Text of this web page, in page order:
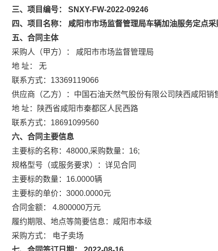
三、项目编号： SNXY-FW-2022-09246
四、项目名称： 咸阳市市场监督管理局车辆加油服务定点采
五、合同主体
采购人（甲方）： 咸阳市市场监督管理局
地 址： 无
联系方式：13369119066
供应商（乙方）：中国石油天然气股份有限公司陕西咸阳销
地 址：陕西省咸阳市秦都区人民西路
联系方式：18691099560
六、合同主要信息
主要标的名称：48000,采购数量：16;
规格型号（或服务要求）：详见合同
主要标的数量：16.0000辆
主要标的单价：3000.0000元
合同金额： 4.800000万元
履约期限、地点等简要信息：咸阳市本级
采购方式： 电子卖场